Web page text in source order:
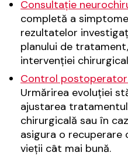
Consultație
completă a
rezultatelor
planului de
intervenției
Control
Urmărirea evoluției
ajustarea
chirurgicală sau în
asigura o
vieții cât mai bună.